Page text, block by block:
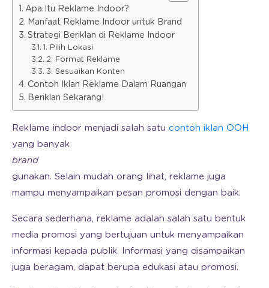
Apa Itu Reklame Indoor?
Manfaat Reklame Indoor untuk Brand
Strategi Beriklan di Reklame Indoor
1. Pilih Lokasi
2. Format Reklame
3. Sesuaikan Konten
Contoh Iklan Reklame Dalam Ruangan
Beriklan Sekarang!
Reklame indoor menjadi salah satu contoh iklan OOH
yang banyak
brand
gunakan. Selain mudah orang lihat, reklame juga
mampu menyampaikan pesan promosi dengan baik.
Secara sederhana, reklame adalah salah satu bentuk
media promosi yang bertujuan untuk menyampaikan
informasi kepada publik. Informasi yang disampaikan
juga beragam, dapat berupa edukasi atau promosi.